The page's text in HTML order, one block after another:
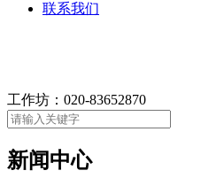
联系我们
工作坊： 020-83652870
新闻中心